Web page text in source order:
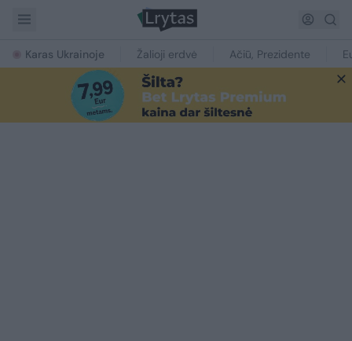
Karas Ukrainoje Žalioji erdvė Ačiū, Prezidente